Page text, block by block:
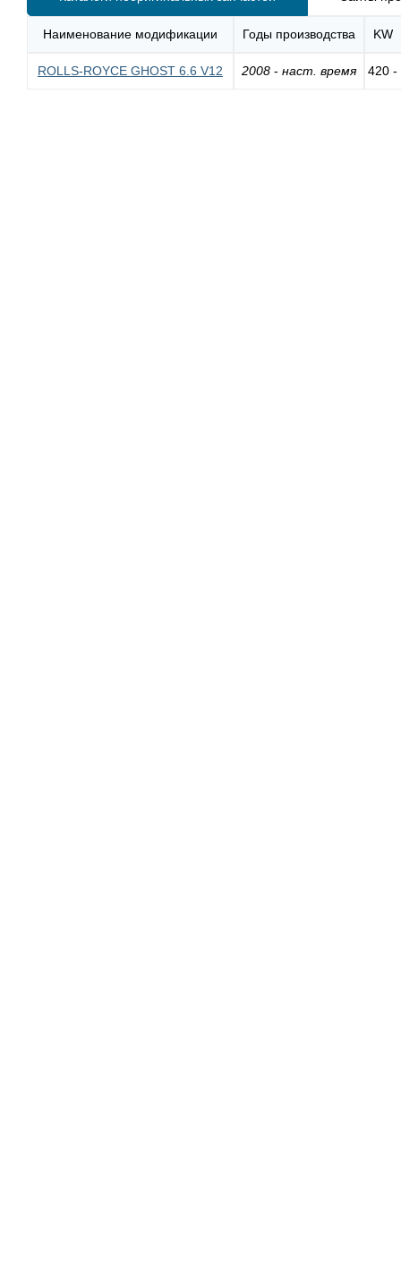
Наименование модификации Годы производства KW
ROLLS-ROYCE GHOST 6.6 V12 2008 - наст. время 420 -